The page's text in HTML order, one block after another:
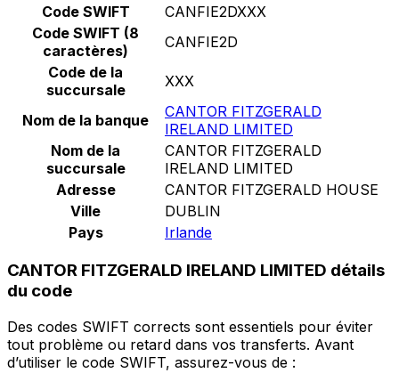
Code SWIFT
CANFIE2DXXX
Code SWIFT (8
caractères)
CANFIE2D
Code de la
succursale
XXX
Nom de la banque
CANTOR FITZGERALD
IRELAND LIMITED
Nom de la
succursale
CANTOR FITZGERALD
IRELAND LIMITED
Adresse
CANTOR FITZGERALD HOUSE
Ville
DUBLIN
Pays
Irlande
CANTOR FITZGERALD IRELAND LIMITED détails
du code
Des codes SWIFT corrects sont essentiels pour éviter
tout problème ou retard dans vos transferts. Avant
d’utiliser le code SWIFT, assurez-vous de :